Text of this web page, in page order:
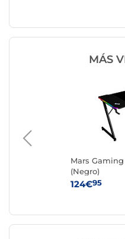
MÁS
Mars Gaming
(Negro)
124€95